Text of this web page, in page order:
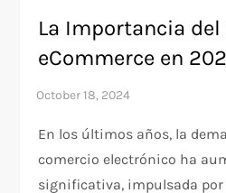
La Importancia
eCommerce en
En los últimos años, la
comercio electrónico ha
significativa, impulsada por